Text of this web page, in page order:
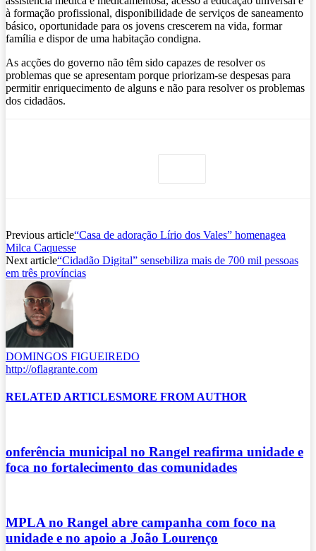
à formação profissional, disponibilidade de serviços de saneamento
básico, oportunidade para os jovens crescerem na vida, formar
família e dispor de uma habitação condigna.
As acções do governo não têm sido capazes de resolver os
problemas que se apresentam porque priorizam-se despesas para
permitir enriquecimento de alguns e não para resolver os problemas
dos cidadãos.
Previous article“Casa de adoração Lírio dos Vales” homenagea
Milca Caquesse
Next article“Cidadão Digital” sensebiliza mais de 700 mil pessoas
em três províncias
DOMINGOS FIGUEIREDO
http://oflagrante.com
RELATED ARTICLESMORE FROM AUTHOR
onferência municipal no Rangel reafirma unidade e
foca no fortalecimento das comunidades
MPLA no Rangel abre campanha com foco na
unidade e no apoio a João Lourenço